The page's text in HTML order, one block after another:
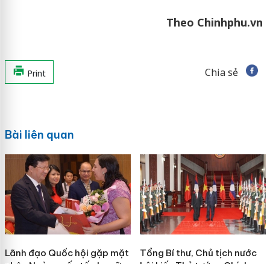
Theo Chinhphu.vn
Print Chia sẻ
Bài liên quan
Lãnh đạo Quốc hội gặp mặt
Tổng Bí thư, Chủ tịch nước